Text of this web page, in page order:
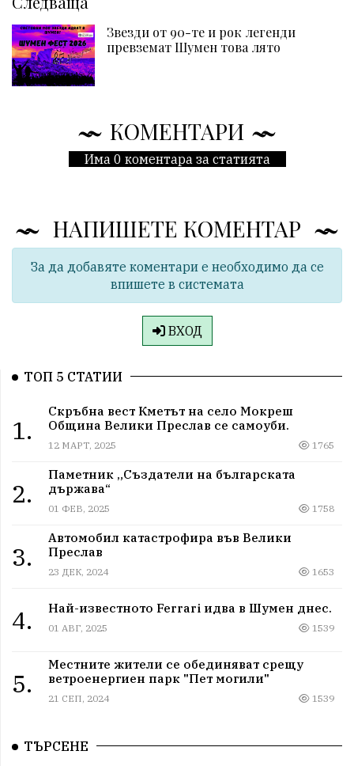
Звезди от 90-те и рок легенди
превземат Шумен това лято
КОМЕНТАРИ
Има 0 коментара за статията
НАПИШЕТЕ КОМЕНТАР
За да добавяте коментари е необходимо да се
впишете в системата
ВХОД
ТОП 5 СТАТИИ
1.
Скръбна вест Кметът на село Мокреш
Община Велики Преслав се самоуби.
12 МАРТ, 2025 1765
2.
Паметник „Създатели на българската
държава“
01 ФЕВ, 2025 1758
3.
Автомобил катастрофира във Велики
Преслав
23 ДЕК, 2024 1653
4. Най-известното Ferrari идва в Шумен днес.
01 АВГ, 2025 1539
5.
Местните жители се обединяват срещу
ветроенергиен парк "Пет могили"
21 СЕП, 2024 1539
ТЪРСЕНЕ